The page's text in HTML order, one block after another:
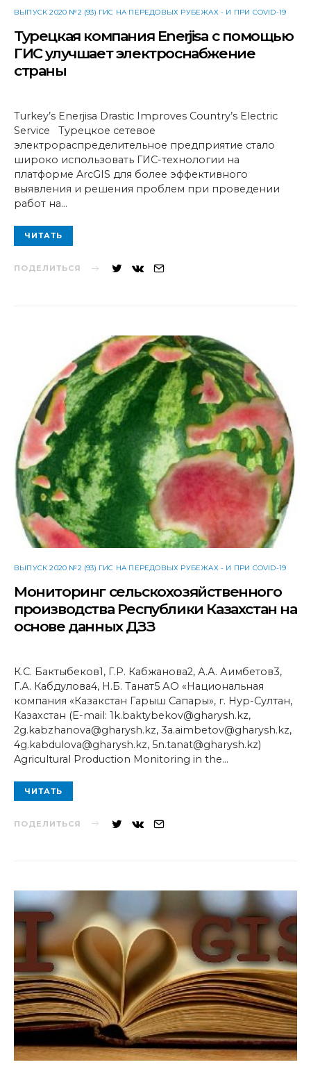
ВЫПУСК 2020 №2 (93) ГИС НА ПЕРЕДОВЫХ РУБЕЖАХ - И ПРИ COVID-19
Турецкая компания Enerjisa с помощью
ГИС улучшает электроснабжение
страны
Turkey’s Enerjisa Drastic Improves Country’s Electric
Service Турецкое сетевое
электрораспределительное предприятие стало
широко использовать ГИС-технологии на
платформе ArcGIS для более эффективного
выявления и решения проблем при проведении
работ на…
ЧИТАТЬ
ПОДЕЛИТЬСЯ
ВЫПУСК 2020 №2 (93) ГИС НА ПЕРЕДОВЫХ РУБЕЖАХ - И ПРИ COVID-19
Мониторинг сельскохозяйственного
производства Республики Казахстан на
основе данных ДЗЗ
К.С. Бактыбеков1, Г.Р. Кабжанова2, А.А. Аимбетов3,
Г.А. Кабдулова4, Н.Б. Танат5 АО «Национальная
компания «Казакстан Гарыш Сапары», г. Нур-Султан,
Казахстан (E-mail: 1k.baktybekov@gharysh.kz,
2g.kabzhanova@gharysh.kz, 3a.aimbetov@gharysh.kz,
4g.kabdulova@gharysh.kz, 5n.tanat@gharysh.kz)
Agricultural Production Monitoring in the…
ЧИТАТЬ
ПОДЕЛИТЬСЯ